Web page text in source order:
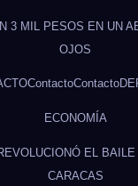
3 MIL PESOS EN UN
OJOS
ContactoContacto
ECONOMÍA
EL
CARACAS